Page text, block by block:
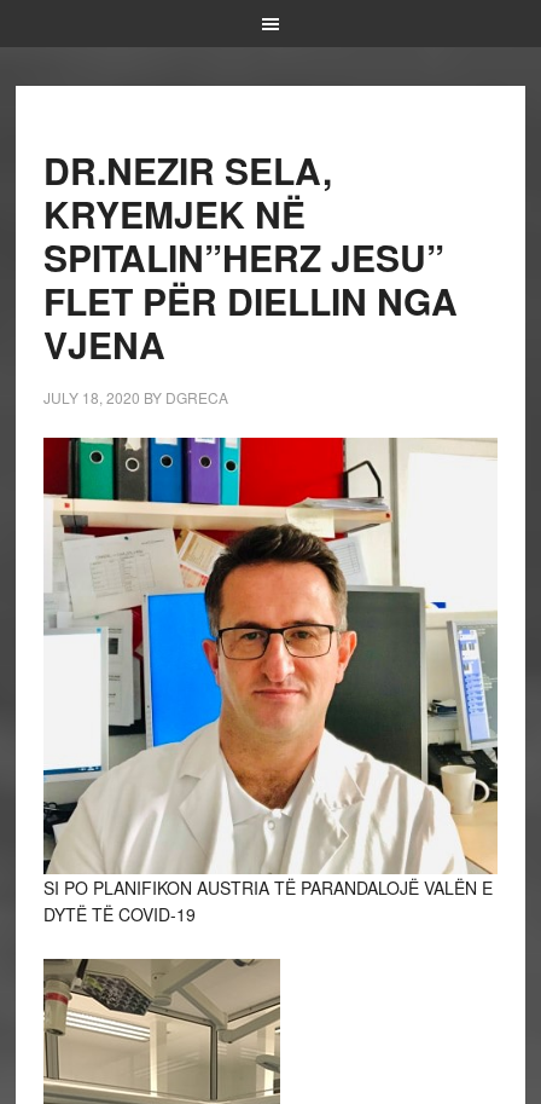
DR.NEZIR SELA,
KRYEMJEK NË
SPITALIN”HERZ JESU”
FLET PËR DIELLIN NGA
VJENA
JULY 18, 2020 BY DGRECA
SI PO PLANIFIKON AUSTRIA TË PARANDALOJË VALËN E
DYTË TË COVID-19